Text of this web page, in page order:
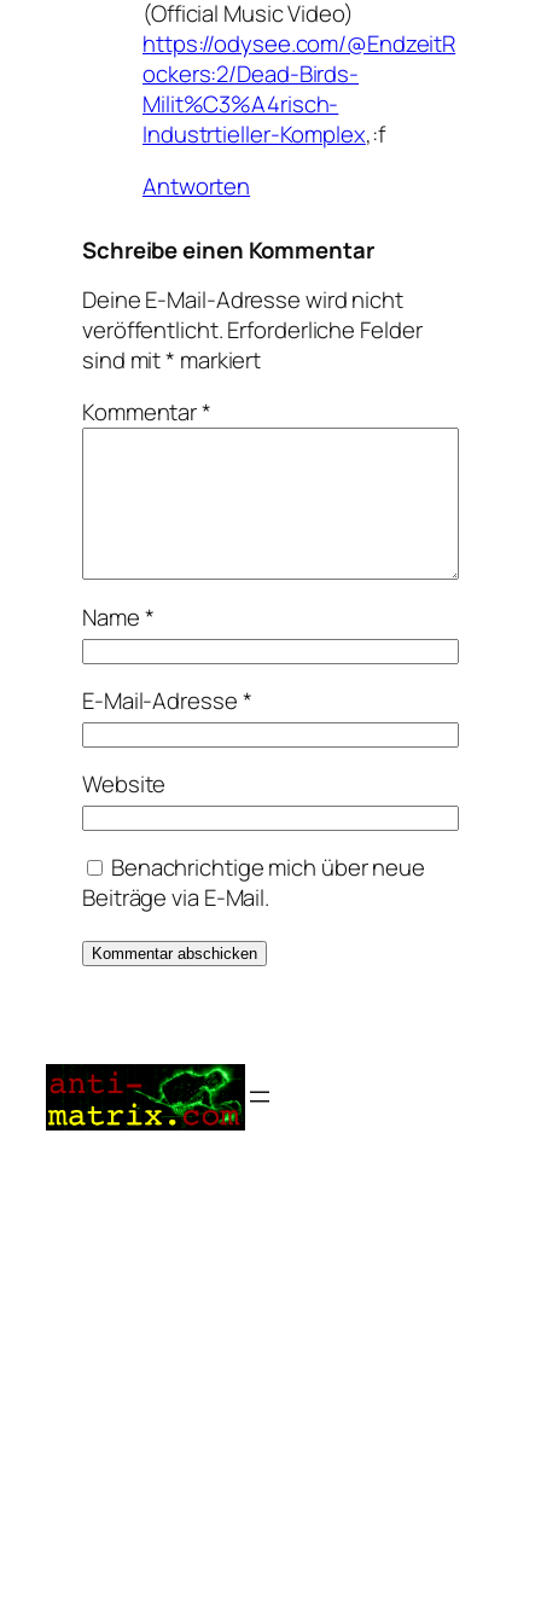
(Official Music Video)
https://odysee.com/@EndzeitR
ockers:2/Dead-Birds-
Milit%C3%A4risch-
Industrtieller-Komplex,:f
Antworten
Schreibe einen Kommentar
Deine E-Mail-Adresse wird nicht
veröffentlicht.Erforderliche Felder
sind mit* markiert
Kommentar*
Name*
E-Mail-Adresse*
Website
Benachrichtige mich über neue
Beiträge via E-Mail.